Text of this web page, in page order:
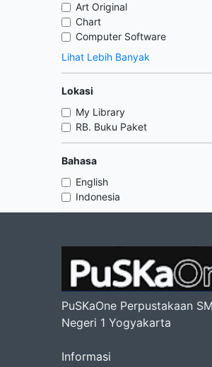
Art Original
Chart
Computer Software
Lihat Lebih Banyak
Lokasi
My Library
RB. Buku Paket
Bahasa
English
Indonesia
PuSKaOne Perpustakaan
Negeri 1 Yogyakarta
Informasi